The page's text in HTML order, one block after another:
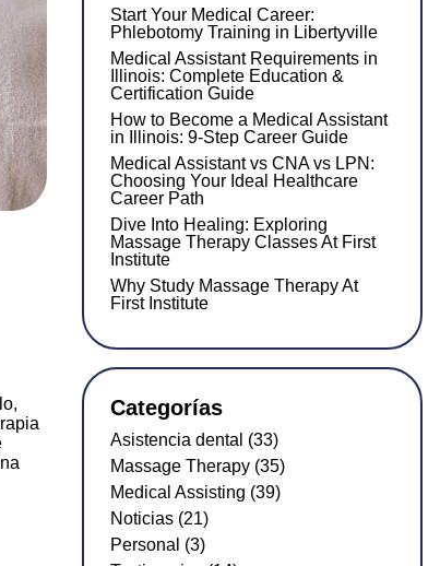
Start Your Medical Career:
Phlebotomy Training in Libertyville
Medical Assistant Requirements in
Illinois: Complete Education &
Certification Guide
How to Become a Medical Assistant
in Illinois: 9-Step Career Guide
Medical Assistant vs CNA vs LPN:
Choosing Your Ideal Healthcare
Career Path
Dive Into Healing: Exploring
Massage Therapy Classes At First
Institute
Why Study Massage Therapy At
First Institute
Categorías
Asistencia dental (33)
Massage Therapy (35)
Medical Assisting (39)
Noticias (21)
Personal (3)